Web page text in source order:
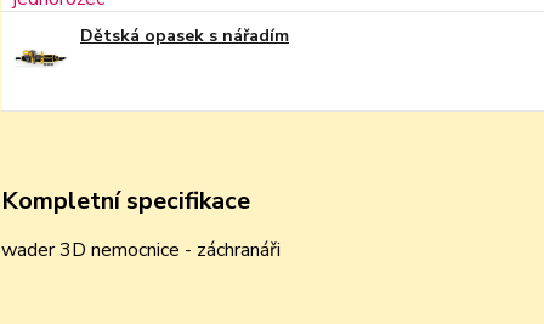
Dětská opasek s nářadím
Kompletní specifikace
wader 3D nemocnice - záchranáři